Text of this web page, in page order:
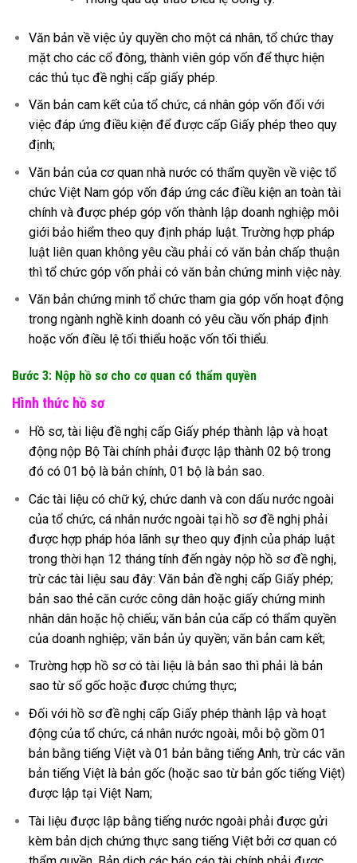
Văn bản về việc ủy quyền cho một cá nhân, tổ chức thay
mặt cho các cổ đông, thành viên góp vốn để thực hiện
các thủ tục đề nghị cấp giấy phép.
Văn bản cam kết của tổ chức, cá nhân góp vốn đối với
việc đáp ứng điều kiện để được cấp Giấy phép theo quy
định;
Văn bản của cơ quan nhà nước có thẩm quyền về việc tổ
chức Việt Nam góp vốn đáp ứng các điều kiện an toàn tài
chính và được phép góp vốn thành lập doanh nghiệp môi
giới bảo hiểm theo quy định pháp luật. Trường hợp pháp
luật liên quan không yêu cầu phải có văn bản chấp thuận
thì tổ chức góp vốn phải có văn bản chứng minh việc này.
Văn bản chứng minh tổ chức tham gia góp vốn hoạt động
trong ngành nghề kinh doanh có yêu cầu vốn pháp định
hoặc vốn điều lệ tối thiểu hoặc vốn tối thiểu.
Bước 3: Nộp hồ sơ cho cơ quan có thẩm quyền
Hình thức hồ sơ
Hồ sơ, tài liệu đề nghị cấp Giấy phép thành lập và hoạt
động nộp Bộ Tài chính phải được lập thành 02 bộ trong
đó có 01 bộ là bản chính, 01 bộ là bản sao.
Các tài liệu có chữ ký, chức danh và con dấu nước ngoài
của tổ chức, cá nhân nước ngoài tại hồ sơ đề nghị phải
được hợp pháp hóa lãnh sự theo quy định của pháp luật
trong thời hạn 12 tháng tính đến ngày nộp hồ sơ đề nghị,
trừ các tài liệu sau đây: Văn bản đề nghị cấp Giấy phép;
bản sao thẻ căn cước công dân hoặc giấy chứng minh
nhân dân hoặc hộ chiếu; văn bản của cấp có thẩm quyền
của doanh nghiệp; văn bản ủy quyền; văn bản cam kết;
Trường hợp hồ sơ có tài liệu là bản sao thì phải là bản
sao từ sổ gốc hoặc được chứng thực;
Đối với hồ sơ đề nghị cấp Giấy phép thành lập và hoạt
động của tổ chức, cá nhân nước ngoài, mỗi bộ gồm 01
bản bằng tiếng Việt và 01 bản bằng tiếng Anh, trừ các văn
bản tiếng Việt là bản gốc (hoặc sao từ bản gốc tiếng Việt)
được lập tại Việt Nam;
Tài liệu được lập bằng tiếng nước ngoài phải được gửi
kèm bản dịch chứng thực sang tiếng Việt bởi cơ quan có